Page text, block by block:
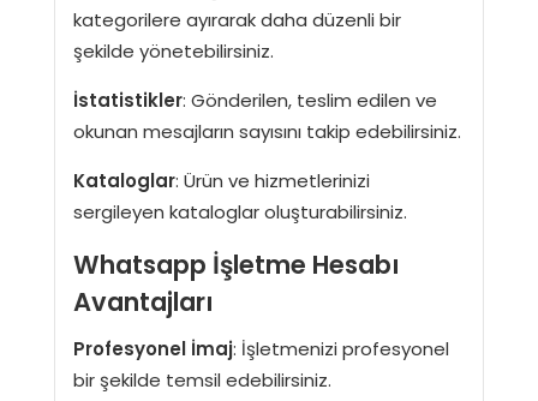
kategorilere ayırarak daha düzenli bir
şekilde yönetebilirsiniz.
İstatistikler: Gönderilen, teslim edilen ve
okunan mesajların sayısını takip edebilirsiniz.
Kataloglar: Ürün ve hizmetlerinizi
sergileyen kataloglar oluşturabilirsiniz.
Whatsapp İşletme Hesabı
Avantajları
Profesyonel İmaj: İşletmenizi profesyonel
bir şekilde temsil edebilirsiniz.